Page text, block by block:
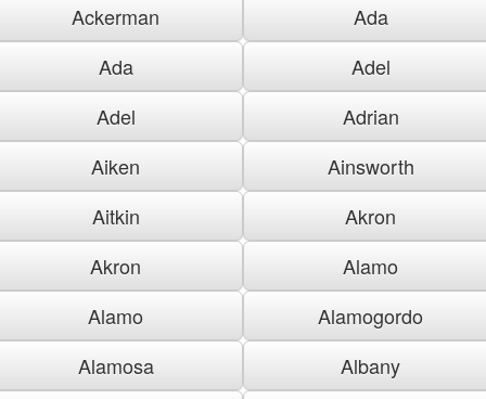
Ackerman
Ada
Ada
Adel
Adel
Adrian
Aiken
Ainsworth
Aitkin
Akron
Akron
Alamo
Alamo
Alamogordo
Alamosa
Albany